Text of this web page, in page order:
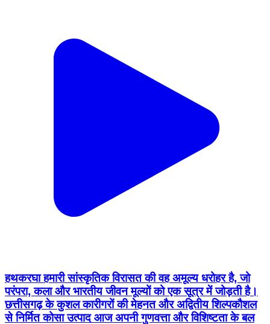
हथकरघा हमारी सांस्कृतिक विरासत की वह अमूल्य धरोहर है, जो
परंपरा, कला और भारतीय जीवन मूल्यों को एक सूत्र में जोड़ती है।
छत्तीसगढ़ के कुशल कारीगरों की मेहनत और अद्वितीय शिल्पकौशल
से निर्मित कोसा उत्पाद आज अपनी गुणवत्ता और विशिष्टता के बल